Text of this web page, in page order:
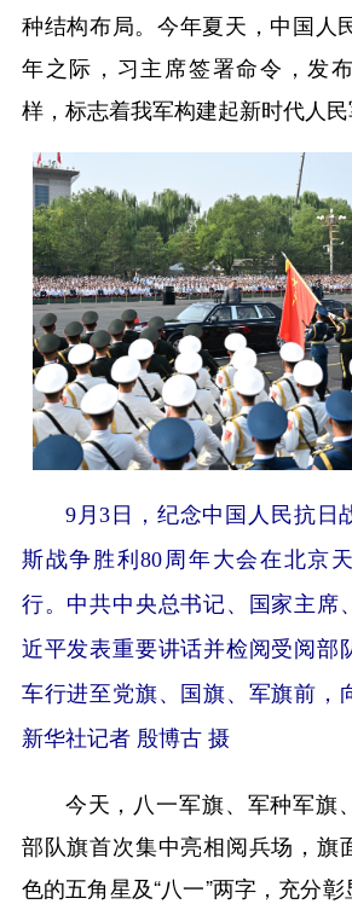
种结构布局。今年夏天，中国人
年之际，习主席签署命令，发
样，标志着我军构建起新时代人民
9月3日，纪念中国人民抗日
斯战争胜利80周年大会在北京
行。中共中央总书记、国家主席
近平发表重要讲话并检阅受阅部
车行进至党旗、国旗、军旗前，
新华社记者 殷博古 摄
今天，八一军旗、军种军旗
部队旗首次集中亮相阅兵场，旗
色的五角星及“八一”两字，充分